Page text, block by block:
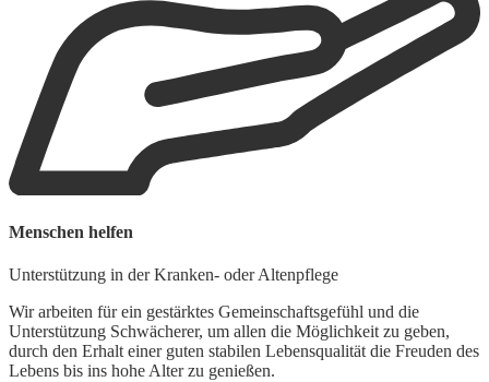
Menschen helfen
Unterstützung in der Kranken- oder Altenpflege
Wir arbeiten für ein gestärktes Gemeinschaftsgefühl und die
Unterstützung Schwächerer, um allen die Möglichkeit zu geben,
durch den Erhalt einer guten stabilen Lebensqualität die Freuden des
Lebens bis ins hohe Alter zu genießen.